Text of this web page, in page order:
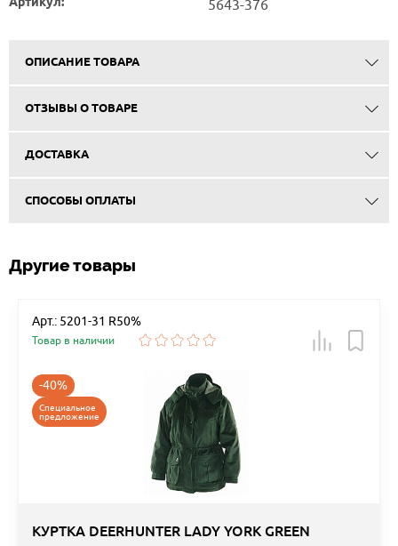
5643-376
ОПИСАНИЕ ТОВАРА
ОТЗЫВЫ О ТОВАРЕ
ДОСТАВКА
СПОСОБЫ ОПЛАТЫ
Другие товары
Арт.: 5201-31 R50%
Товар в наличии
-40%
Специальное
предложение
КУРТКА DEERHUNTER LADY YORK GREEN